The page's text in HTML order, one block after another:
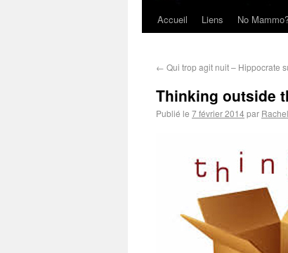
Accueil Liens No
← Qui trop agit nuit – Hippocrate
Thinking outside
Publié le 7 février 2014par